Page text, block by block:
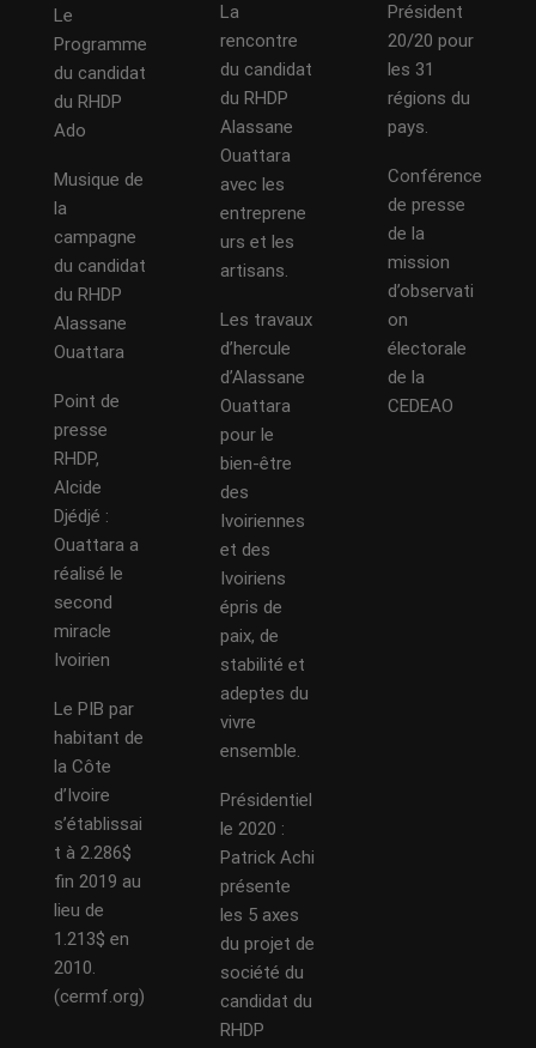
Le
Programme
du candidat
du RHDP
Ado
Musique de
la
campagne
du candidat
du RHDP
Alassane
Ouattara
Point de
presse
RHDP,
Alcide
Djédjé :
Ouattara a
réalisé le
second
miracle
Ivoirien
Le PIB par
habitant de
la Côte
d’Ivoire
s’établissai
t à 2.286$
fin 2019 au
lieu de
1.213$ en
2010.
(cermf.org)
La
rencontre
du candidat
du RHDP
Alassane
Ouattara
avec les
entreprene
urs et les
artisans.
Les travaux
d’hercule
d’Alassane
Ouattara
pour le
bien-être
des
Ivoiriennes
et des
Ivoiriens
épris de
paix, de
stabilité et
adeptes du
vivre
ensemble.
Présidentiel
le 2020 :
Patrick Achi
présente
les 5 axes
du projet de
société du
candidat du
RHDP
Président
20/20 pour
les 31
régions du
pays.
Conférence
de presse
de la
mission
d’observati
on
électorale
de la
CEDEAO